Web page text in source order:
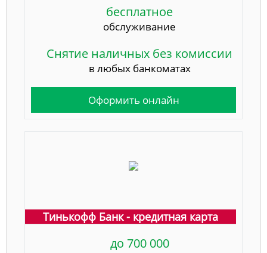
бесплатное
обслуживание
Снятие наличных без комиссии
в любых банкоматах
Оформить онлайн
Тинькофф Банк - кредитная карта
до 700 000